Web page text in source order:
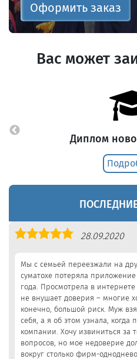
Оформить заказ
Вас может
Диплом
Оценка
28.09.2020
Мы с семьей переезжали на
суматохе потеряла
года. Просмотрела в
не внушает доверия – многие
конечно, большой риск. Муж
себя, а я об этом узнала, когда
компании. Хочу извиниться за
вопросов, но мое недоверие
вокруг столько фирм-